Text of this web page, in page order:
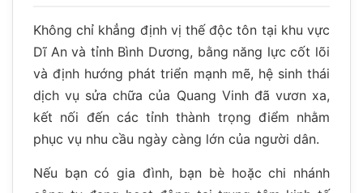
Không chỉ khẳng định vị thế độc tôn tại khu vực
Dĩ An và tỉnh Bình Dương, bằng năng lực cốt lõi
và định hướng phát triển mạnh mẽ, hệ sinh thái
dịch vụ sửa chữa của Quang Vinh đã vươn xa,
kết nối đến các tỉnh thành trọng điểm nhằm
phục vụ nhu cầu ngày càng lớn của người dân.
Nếu bạn có gia đình, bạn bè hoặc chi nhánh